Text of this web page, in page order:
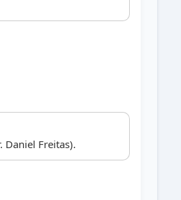
Daniel Freitas).